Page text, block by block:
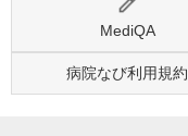
MediQA
病院なび利用規約